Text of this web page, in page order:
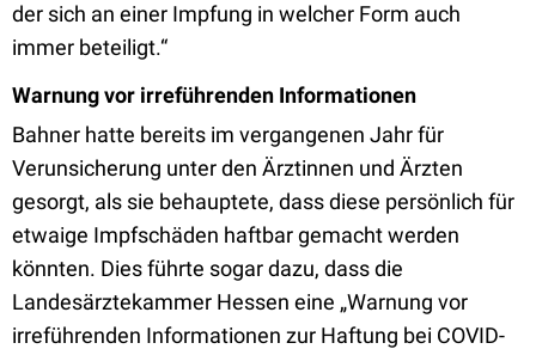
der sich an einer Impfung in welcher Form auch
immer beteiligt.“
Warnung vor irreführenden Informationen
Bahner hatte bereits im vergangenen Jahr für
Verunsicherung unter den Ärztinnen und Ärzten
gesorgt, als sie behauptete, dass diese persönlich für
etwaige Impfschäden haftbar gemacht werden
könnten. Dies führte sogar dazu, dass die
Landesärztekammer Hessen eine „Warnung vor
irreführenden Informationen zur Haftung bei COVID-